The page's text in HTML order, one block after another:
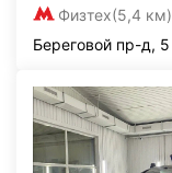
Физтех(5,4 км)
Береговой пр-д, 5